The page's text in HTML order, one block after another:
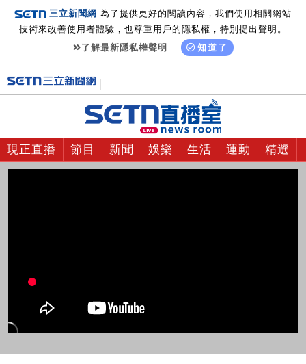
三立新聞網 為了提供更好的閱讀內容，我們使用相關網站
技術來改善使用者體驗，也尊重用戶的隱私權，特別提出聲明。
了解最新隱私權聲明
知道了
現正直播 節目 新聞 娛樂 生活 運動 精選